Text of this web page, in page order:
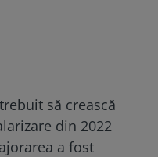
să crească
din 2022
a fost